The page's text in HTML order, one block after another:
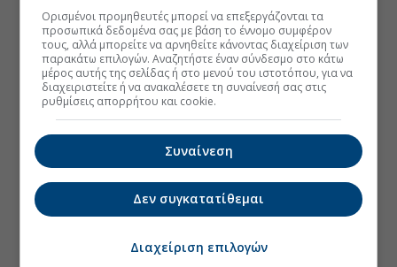
Ορισμένοι προμηθευτές μπορεί να επεξεργάζονται τα
προσωπικά δεδομένα σας με βάση το έννομο συμφέρον
τους, αλλά μπορείτε να αρνηθείτε κάνοντας διαχείριση των
παρακάτω επιλογών. Αναζητήστε έναν σύνδεσμο στο κάτω
μέρος αυτής της σελίδας ή στο μενού του ιστοτόπου, για να
διαχειριστείτε ή να ανακαλέσετε τη συναίνεσή σας στις
ρυθμίσεις απορρήτου και cookie.
Συναίνεση
Δεν συγκατατίθεμαι
Διαχείριση επιλογών